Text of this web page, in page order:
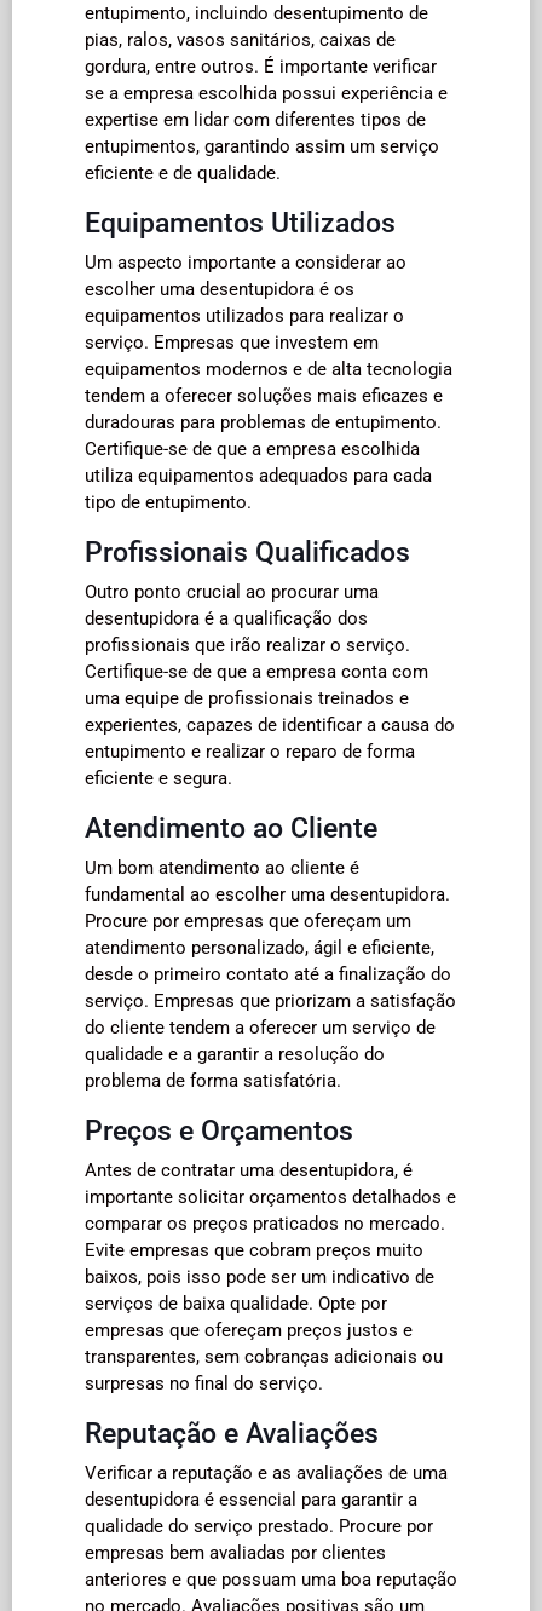
entupimento, incluindo desentupimento de
pias, ralos, vasos sanitários, caixas de
gordura, entre outros. É importante verificar
se a empresa escolhida possui experiência e
expertise em lidar com diferentes tipos de
entupimentos, garantindo assim um serviço
eficiente e de qualidade.
Equipamentos Utilizados
Um aspecto importante a considerar ao
escolher uma desentupidora é os
equipamentos utilizados para realizar o
serviço. Empresas que investem em
equipamentos modernos e de alta tecnologia
tendem a oferecer soluções mais eficazes e
duradouras para problemas de entupimento.
Certifique-se de que a empresa escolhida
utiliza equipamentos adequados para cada
tipo de entupimento.
Profissionais Qualificados
Outro ponto crucial ao procurar uma
desentupidora é a qualificação dos
profissionais que irão realizar o serviço.
Certifique-se de que a empresa conta com
uma equipe de profissionais treinados e
experientes, capazes de identificar a causa do
entupimento e realizar o reparo de forma
eficiente e segura.
Atendimento ao Cliente
Um bom atendimento ao cliente é
fundamental ao escolher uma desentupidora.
Procure por empresas que ofereçam um
atendimento personalizado, ágil e eficiente,
desde o primeiro contato até a finalização do
serviço. Empresas que priorizam a satisfação
do cliente tendem a oferecer um serviço de
qualidade e a garantir a resolução do
problema de forma satisfatória.
Preços e Orçamentos
Antes de contratar uma desentupidora, é
importante solicitar orçamentos detalhados e
comparar os preços praticados no mercado.
Evite empresas que cobram preços muito
baixos, pois isso pode ser um indicativo de
serviços de baixa qualidade. Opte por
empresas que ofereçam preços justos e
transparentes, sem cobranças adicionais ou
surpresas no final do serviço.
Reputação e Avaliações
Verificar a reputação e as avaliações de uma
desentupidora é essencial para garantir a
qualidade do serviço prestado. Procure por
empresas bem avaliadas por clientes
anteriores e que possuam uma boa reputação
no mercado. Avaliações positivas são um